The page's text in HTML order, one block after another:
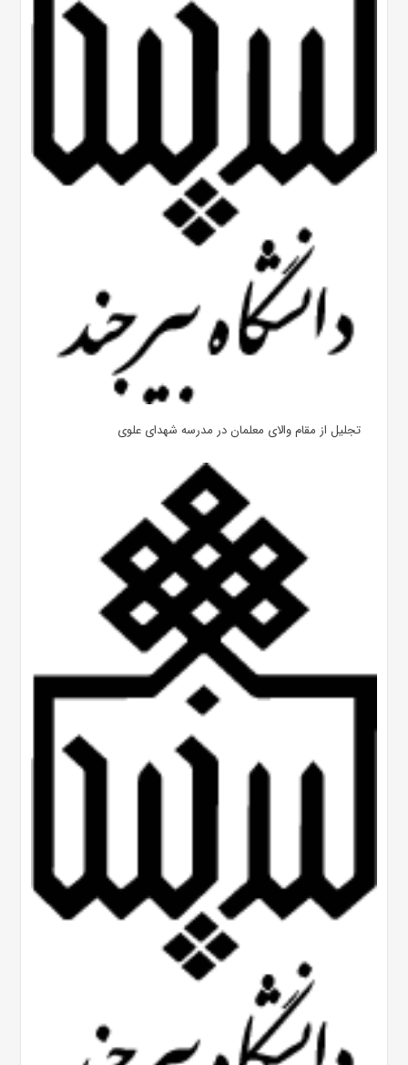
تجلیل از مقام والای معلمان در مدرسه شهدای علوی